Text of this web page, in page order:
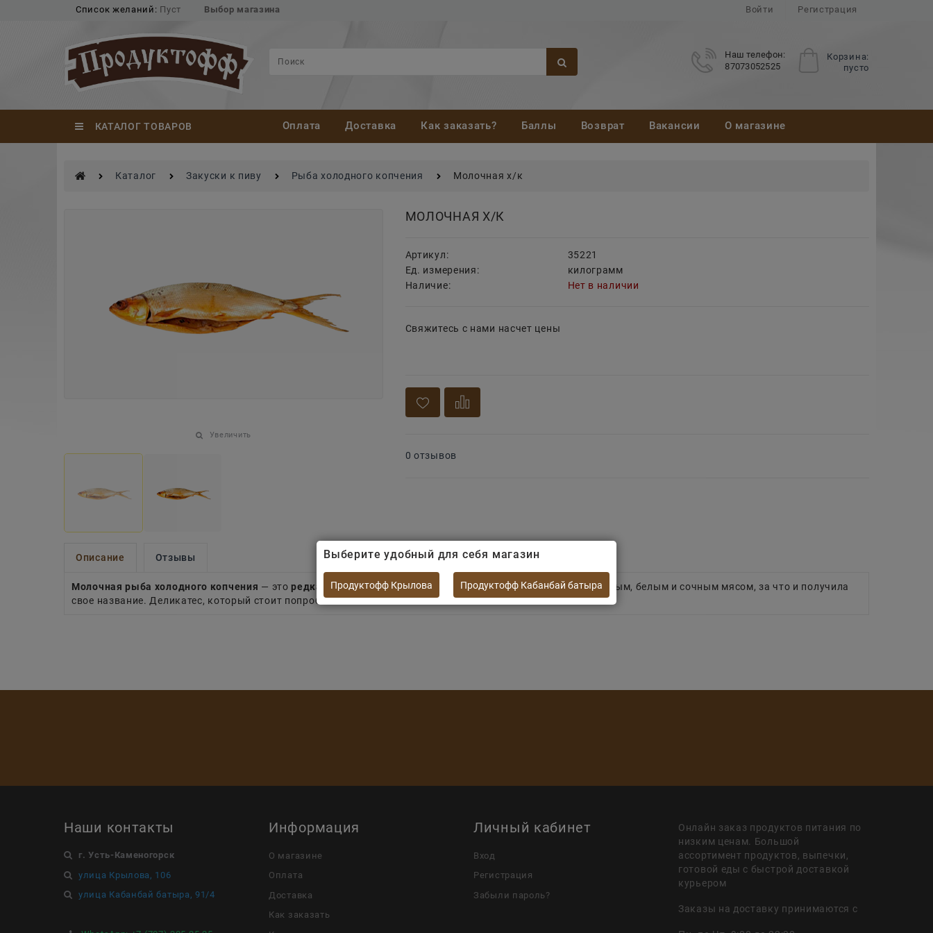
Список желаний: Пуст Выбор магазина Войти Регистрация
Корзина:
пусто
Наш телефон:
87073052525
КАТАЛОГ ТОВАРОВ Оплата Доставка Как заказать? Баллы Возврат Вакансии О магазине
Каталог Закуски к пиву Рыба холодного копчения Молочная х/к
Увеличить
МОЛОЧНАЯ Х/К
Артикул:
35221
Ед. измерения:
килограмм
Наличие:
Нет в наличии
Свяжитесь с нами насчет цены
0 отзывов
Описание Отзывы
Молочная рыба холодного копчения — эторедкая и уникальная позиция
. Рыба обладает невероятно нежным, белым и сочным мясом, за что и получила
свое название. Деликатес, который стоит попробовать.
Наши контакты
г. Усть-Каменогорск
улица Крылова, 106
улица Кабанбай батыра, 91/4
Информация
О магазине
Оплата
Доставка
Как заказать
Личный кабинет
Вход
Регистрация
Забыли пароль?
Онлайн заказ продуктов питания по
низким ценам. Большой
ассортимент продуктов, выпечки,
готовой еды с быстрой доставкой
курьером
Заказы на доставку принимаются с
Выберите удобный для себя магазин
Продуктофф Крылова Продуктофф Кабанбай батыра